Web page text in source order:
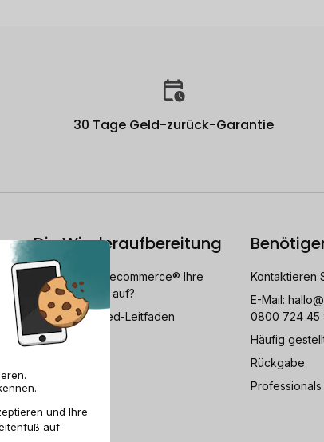
30 Tage Geld-zurück-Garantie
Die Wiederaufbereitung
Wie bereitet Recommerce® Ihre
Geräte wieder auf?
Der Refurbished-Leitfaden
Kontaktieren
E-Mail:
0800 724 45
Häufig
Rückgabe